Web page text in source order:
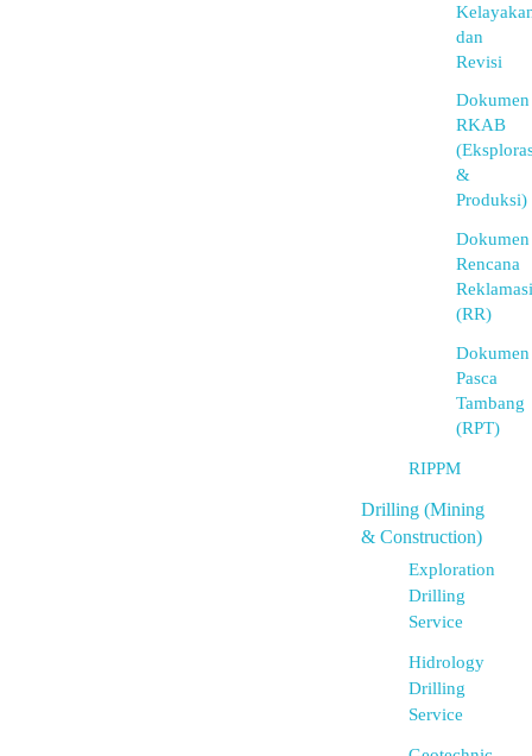
dan
Revisi
Dokumen
RKAB
&
Produksi)
Dokumen
Rencana
Reklamasi
(RR)
Dokumen
Pasca
Tambang
(RPT)
RIPPM
Drilling (Mining
& Construction)
Exploration
Drilling
Service
Hidrology
Drilling
Service